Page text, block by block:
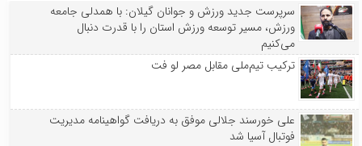
سرپرست جدید ورزش و جوانان گیلان: با همدلی جامعه
ورزش، مسیر توسعه ورزش استان را با قدرت دنبال
می‌کنیم
ترکیب تیم‌ملی مقابل مصر لو فت
علی خورسند جلالی موفق به دریافت گواهینامه مدیریت
فوتبال آسیا شد